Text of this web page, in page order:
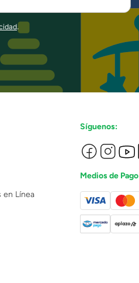
.
en Línea
Síguenos:
Medios de Pago